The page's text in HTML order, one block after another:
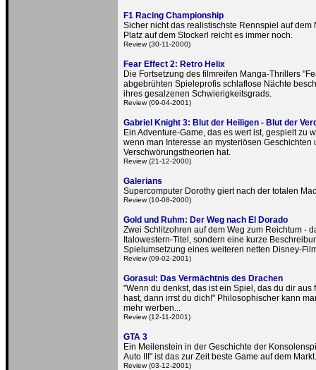
F1 Racing Championship
Sicher nicht das realistischste Rennspiel auf dem
Platz auf dem Stockerl reicht es immer noch.
Review (30-11-2000)
Fear Effect 2: Retro Helix
Die Fortsetzung des filmreifen Manga-Thrillers
abgebrühten Spieleprofis schlaflose Nächte
ihres gesalzenen Schwierigkeitsgrads.
Review (09-04-2001)
Gabriel Knight 3: Blut der Heiligen - Blut der
Ein Adventure-Game, das es wert ist, gespielt zu
wenn man Interesse an mysteriösen Geschichten
Verschwörungstheorien hat.
Review (21-12-2000)
Galerians
Supercomputer Dorothy giert nach der totalen
Review (10-08-2000)
Gold und Ruhm: Der Weg nach El Dorado
Zwei Schlitzohren auf dem Weg zum Reichtum -
Italowestern-Titel, sondern eine kurze
Spielumsetzung eines weiteren netten Disney-
Review (09-02-2001)
Gorasul: Das Vermächtnis des Drachen
"Wenn du denkst, das ist ein Spiel, das du dir aus
hast, dann irrst du dich!" Philosophischer kann
mehr werben...
Review (12-11-2001)
GTA 3
Ein Meilenstein in der Geschichte der
Auto III" ist das zur Zeit beste Game auf dem Markt.
Review (03-12-2001)